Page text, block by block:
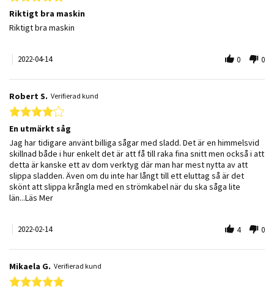
Riktigt bra maskin
Review by Oskar B. on 14 Apr 2022
review stating Riktigt bra maskin
Riktigt bra maskin
2022-04-14 0 0
Robert S. Verifierad kund
4.0 star rating
En utmärkt såg
Review by Robert S. on 14 Feb 2022
review stating En utmärkt såg
Jag har tidigare använt billiga sågar med sladd. Det är en himmelsvid
skillnad både i hur enkelt det är att få till raka fina snitt men också i att
detta är kanske ett av dom verktyg där man har mest nytta av att
slippa sladden. Även om du inte har långt till ett eluttag så är det
skönt att slippa krångla med en strömkabel när du ska såga lite
län...Läs MerRead more about review stating En utmärkt såg
2022-02-14 4 0
Mikaela G. Verifierad kund
5.0 star rating